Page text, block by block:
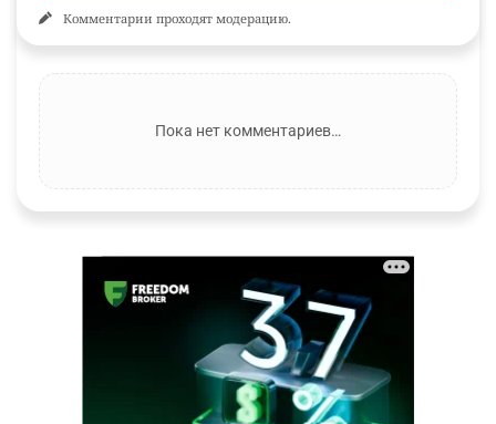
Комментарии проходят модерацию.
Пока нет комментариев…